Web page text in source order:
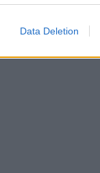
Data Deletion